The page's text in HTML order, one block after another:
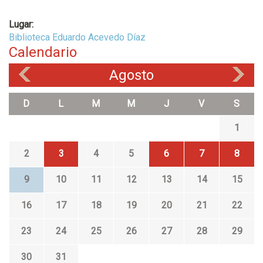
Lugar:
Biblioteca Eduardo Acevedo Díaz
Calendario
Agosto
D L M M J V S
1
2 3 4 5 6 7 8
9 10 11 12 13 14 15
16 17 18 19 20 21 22
23 24 25 26 27 28 29
30
31